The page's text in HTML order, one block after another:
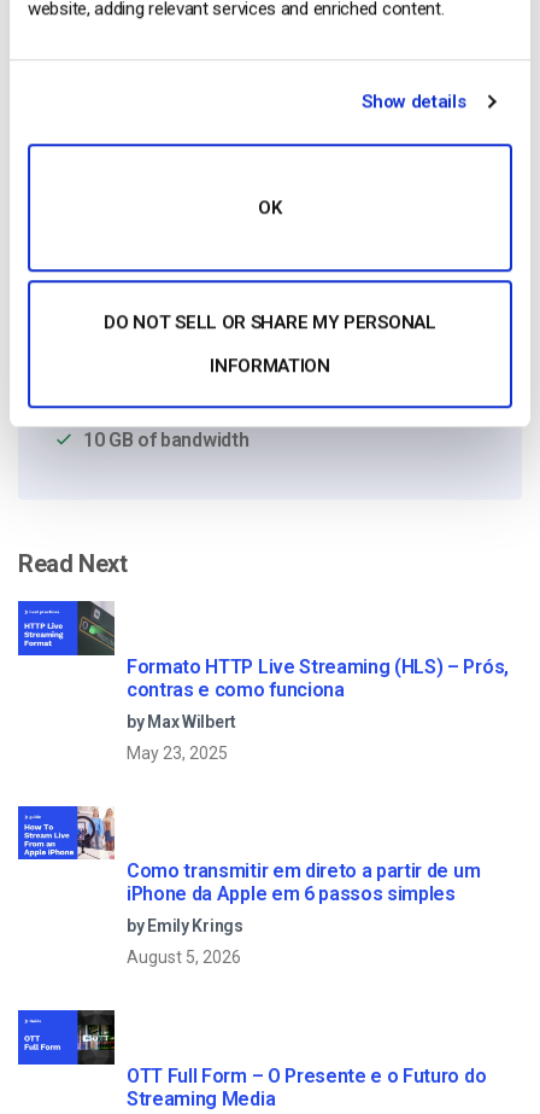
website, adding relevant services and enriched content.
Show details
OK
DO NOT SELL OR SHARE MY PERSONAL
INFORMATION
Get Started!
Start streaming immediately
10 GB of bandwidth
Read Next
Formato HTTP Live Streaming (HLS) – Prós,
contras e como funciona
by Max Wilbert
May 23, 2025
Como transmitir em direto a partir de um
iPhone da Apple em 6 passos simples
by Emily Krings
August 5, 2026
OTT Full Form – O Presente e o Futuro do
Streaming Media